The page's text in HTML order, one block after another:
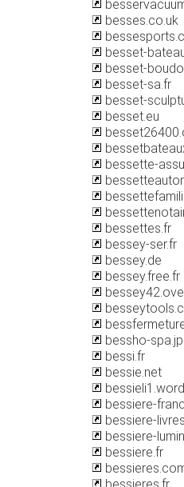
besses.co.uk
besset-
besset-
besset-sa.fr
besset-
besset.eu
bessette-
bessettes.fr
bessey-ser.fr
bessey.de
bessey.free.fr
bessho-spa.jp
bessi.fr
bessie.net
bessiere-
bessiere-
bessiere-
bessiere.fr